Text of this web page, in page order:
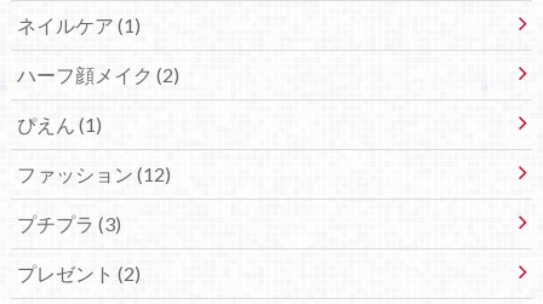
ネイルケア (1)
ハーフ顔メイク (2)
ぴえん (1)
ファッション (12)
プチプラ (3)
プレゼント (2)